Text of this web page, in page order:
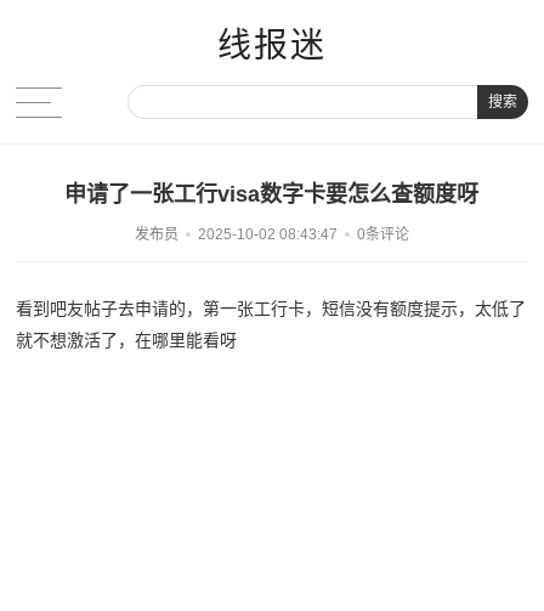
线报迷
搜索
申请了一张工行visa数字卡要怎么查额度呀
发布员 2025-10-02 08:43:47 0条评论
看到吧友帖子去申请的，第一张工行卡，短信没有额度提示，太低了
就不想激活了，在哪里能看呀